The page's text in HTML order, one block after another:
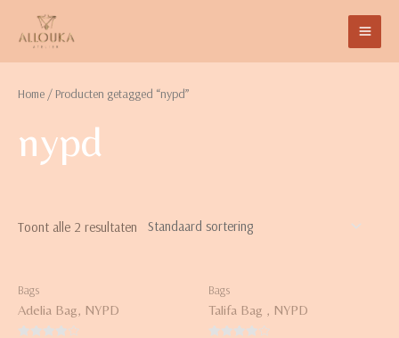
Home / Producten getagged “nypd”
nypd
Toont alle 2 resultaten
Bags
Adelia Bag, NYPD
Bags
Talifa Bag , NYPD